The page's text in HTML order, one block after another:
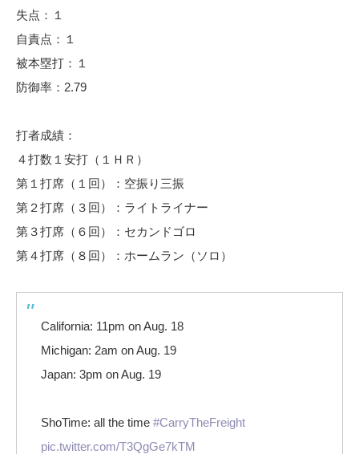
失点：１
自責点：１
被本塁打：１
防御率：2.79
打者成績：
４打数１安打（１ＨＲ）
第１打席（１回）：空振り三振
第２打席（３回）：ライトライナー
第３打席（６回）：セカンドゴロ
第４打席（８回）：ホームラン（ソロ）
California: 11pm on Aug. 18
Michigan: 2am on Aug. 19
Japan: 3pm on Aug. 19
ShoTime: all the time #CarryTheFreight
pic.twitter.com/T3QgGe7kTM